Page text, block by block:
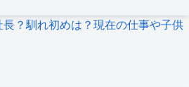
？馴れ初めは？現在の仕事や子供